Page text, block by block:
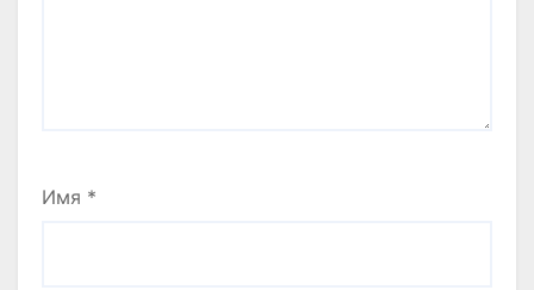
Имя *